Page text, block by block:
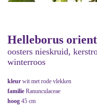
Helleborus
oosters nieskruid,
winterroos
kleur wit met rode vlekken
familie Ranunculaceae
hoog 45 cm